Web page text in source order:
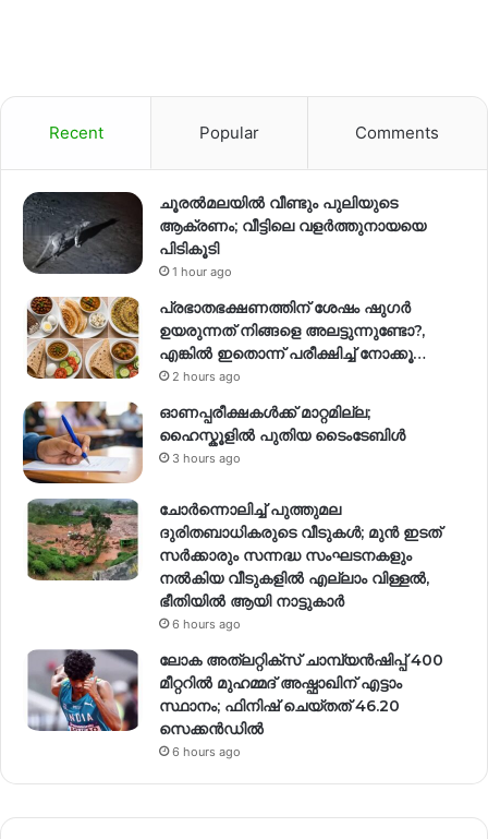
Recent Popular Comments
ചൂരൽമലയിൽ വീണ്ടും പുലിയുടെ
ആക്രണം; വീട്ടിലെ വളർത്തുനായയെ
പിടികൂടി
1 hour ago
പ്രഭാതഭക്ഷണത്തിന് ശേഷം ഷുഗർ
ഉയരുന്നത് നിങ്ങളെ അലട്ടുന്നുണ്ടോ?,
എങ്കിൽ ഇതൊന്ന് പരീക്ഷിച്ച് നോക്കൂ…
2 hours ago
ഓണപ്പരീക്ഷകൾക്ക് മാറ്റമില്ല;
ഹൈസ്കൂളിൽ പുതിയ ടൈംടേബിൾ
3 hours ago
ചോർന്നൊലിച്ച് പുത്തുമല
ദുരിതബാധികരുടെ വീടുകൾ; മുൻ ഇടത്
സർക്കാരും സന്നദ്ധ സംഘടനകളും
നൽകിയ വീടുകളിൽ എല്ലാം വിള്ളൽ,
ഭീതിയിൽ ആയി നാട്ടുകാർ
6 hours ago
ലോക അത്‌ലറ്റിക്‌സ് ചാമ്പ്യൻഷിപ്പ് 400
മീറ്ററിൽ മുഹമ്മദ് അഷ്ഫാഖിന് എട്ടാം
സ്ഥാനം; ഫിനിഷ് ചെയ്തത് 46.20
സെക്കൻഡിൽ
6 hours ago